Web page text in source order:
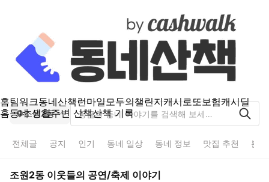
홈팀워크동네산책런마일모두의챌린지캐시로또보험캐시딜
홈동네 생활주변 산책산책 기록
조원2동
전체글 공지 인기 동네 일상 동네 정보 맛집 추천 분
조원2동 이웃들의 공연/축제 이야기